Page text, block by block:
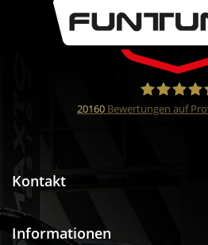
20160 Bewertungen auf
Kontakt
Informationen